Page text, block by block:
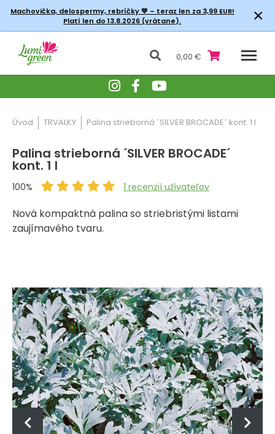
Machovička, delospermy, rebríčky💚 – teraz len za 3,99 EUR!
Platí len do 13.8.2026 (vrátane).
×
0,00 €
Úvod TRVALKY Palina strieborná ´SILVER BROCADE´ kont. 1 l
Palina strieborná ´SILVER BROCADE´
kont. 1 l
100% 1 recenzií užívateľov
Nová kompaktná palina so striebristými listami
zaujímavého tvaru.